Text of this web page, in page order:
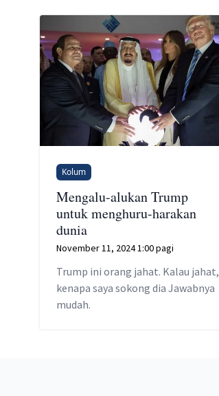
Kolum
Mengalu-alukan Trump
untuk menghuru-harakan
dunia
November 11, 2024 1:00 pagi
Trump ini orang jahat. Kalau jahat,
kenapa saya sokong dia Jawabnya
mudah.